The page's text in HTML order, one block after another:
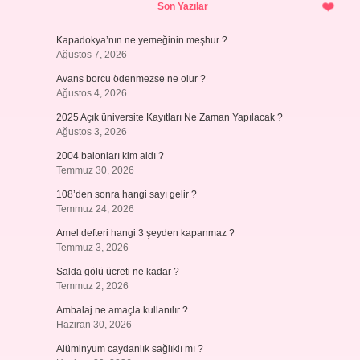
Son Yazılar
Kapadokya’nın ne yemeğinin meşhur ?
Ağustos 7, 2026
Avans borcu ödenmezse ne olur ?
Ağustos 4, 2026
2025 Açık üniversite Kayıtları Ne Zaman Yapılacak ?
Ağustos 3, 2026
2004 balonları kim aldı ?
Temmuz 30, 2026
108’den sonra hangi sayı gelir ?
Temmuz 24, 2026
Amel defteri hangi 3 şeyden kapanmaz ?
Temmuz 3, 2026
Salda gölü ücreti ne kadar ?
Temmuz 2, 2026
Ambalaj ne amaçla kullanılır ?
Haziran 30, 2026
Alüminyum caydanlık sağlıklı mı ?